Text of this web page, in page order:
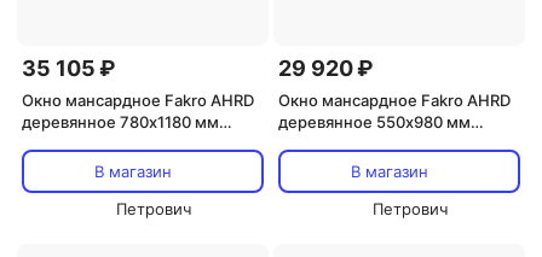
35 105 ₽
Окно мансардное Fakro AHRD
деревянное 780х1180 мм
В магазин
Петрович
29 920 ₽
Окно мансардное Fakro AHRD
деревянное 550х980 мм
В магазин
Петрович